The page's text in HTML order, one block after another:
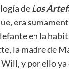
deLos
era
en la
la madre de
y por ello ya